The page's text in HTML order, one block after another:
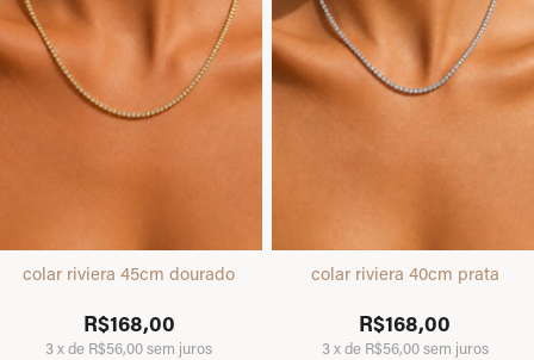
colar riviera 45cm dourado
R$168,00
3xde R$56,00sem juros
colar riviera 40cm prata
R$168,00
3xde R$56,00sem juros